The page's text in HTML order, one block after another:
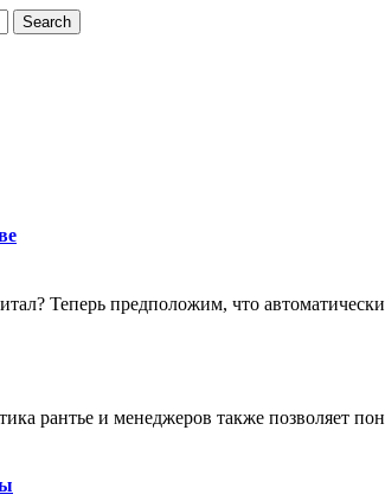
Теперь предположим, что
рантье и менеджеров также позволяет